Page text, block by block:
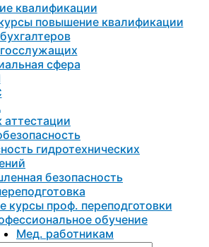
квалификации
повышение квалификации
сфера
aттестации
гидротехнических
безопасность
курсы проф. переподготовки
обучение
Мед. работникам